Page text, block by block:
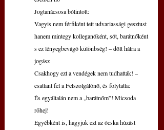
Jogtanácsosa bólintott:
Vagyis nem férfiként tett udvariassági gesztust
hanem mintegy kolleganőként, sőt, barátnőként
s ez lényegbevágó különbség! – dőlt hátra a
jogász
Csakhogy ezt a vendégek nem tudhatták! –
csattant fel a Felszolgálónő, és folytatta:
És egyáltalán nem a „barátnőm”! Micsoda
röhej!
Egyébként is, hagyjuk ezt az ócska húzást